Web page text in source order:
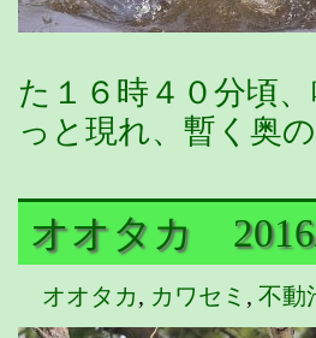
た１６時４０分頃
っと現れ、暫く奥
オオタカ
オオタカ, カワセミ , 不動